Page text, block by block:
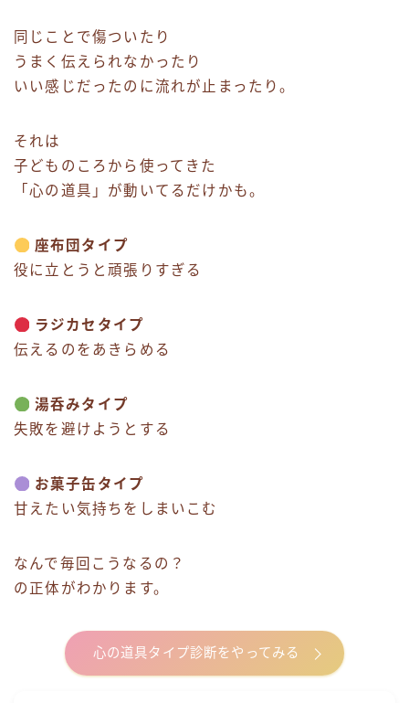
同じことで傷ついたり
うまく伝えられなかったり
いい感じだったのに流れが止まったり。
それは
子どものころから使ってきた
「心の道具」が動いてるだけかも。
座布団タイプ
役に立とうと頑張りすぎる
ラジカセタイプ
伝えるのをあきらめる
湯呑みタイプ
失敗を避けようとする
お菓子缶タイプ
甘えたい気持ちをしまいこむ
なんで毎回こうなるの？
の正体がわかります。
心の道具タイプ診断をやってみる